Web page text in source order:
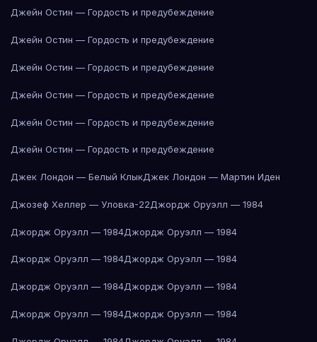
Джейн Остин — Гордость и предубеждение
Джейн Остин — Гордость и предубеждение
Джейн Остин — Гордость и предубеждение
Джейн Остин — Гордость и предубеждение
Джейн Остин — Гордость и предубеждение
Джейн Остин — Гордость и предубеждение
Джек Лондон — Белый КлыкДжек Лондон — Мартин Иден
Джозеф Хеллер — Уловка-22Джордж Оруэлл — 1984
Джордж Оруэлл — 1984Джордж Оруэлл — 1984
Джордж Оруэлл — 1984Джордж Оруэлл — 1984
Джордж Оруэлл — 1984Джордж Оруэлл — 1984
Джордж Оруэлл — 1984Джордж Оруэлл — 1984